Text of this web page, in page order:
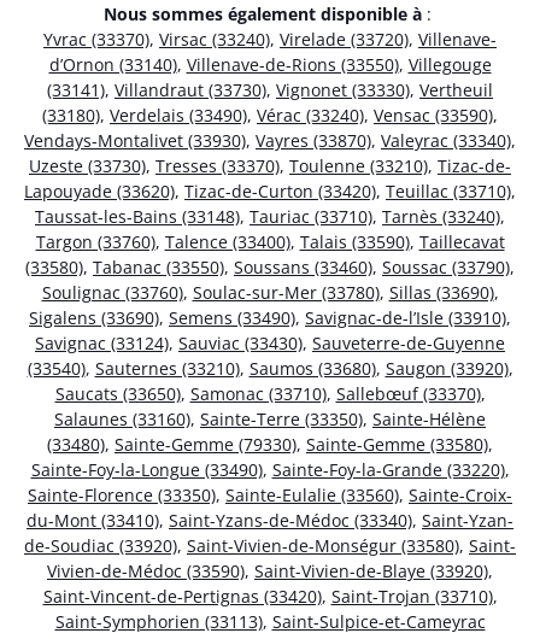
Nous sommes également disponible à :
Yvrac (33370), Virsac (33240), Virelade (33720), Villenave-
d’Ornon (33140), Villenave-de-Rions (33550), Villegouge
(33141), Villandraut (33730), Vignonet (33330), Vertheuil
(33180), Verdelais (33490), Vérac (33240), Vensac (33590),
Vendays-Montalivet (33930), Vayres (33870), Valeyrac (33340),
Uzeste (33730), Tresses (33370), Toulenne (33210), Tizac-de-
Lapouyade (33620), Tizac-de-Curton (33420), Teuillac (33710),
Taussat-les-Bains (33148), Tauriac (33710), Tarnès (33240),
Targon (33760), Talence (33400), Talais (33590), Taillecavat
(33580), Tabanac (33550), Soussans (33460), Soussac (33790),
Soulignac (33760), Soulac-sur-Mer (33780), Sillas (33690),
Sigalens (33690), Semens (33490), Savignac-de-l’Isle (33910),
Savignac (33124), Sauviac (33430), Sauveterre-de-Guyenne
(33540), Sauternes (33210), Saumos (33680), Saugon (33920),
Saucats (33650), Samonac (33710), Sallebœuf (33370),
Salaunes (33160), Sainte-Terre (33350), Sainte-Hélène
(33480), Sainte-Gemme (79330), Sainte-Gemme (33580),
Sainte-Foy-la-Longue (33490), Sainte-Foy-la-Grande (33220),
Sainte-Florence (33350), Sainte-Eulalie (33560), Sainte-Croix-
du-Mont (33410), Saint-Yzans-de-Médoc (33340), Saint-Yzan-
de-Soudiac (33920), Saint-Vivien-de-Monségur (33580), Saint-
Vivien-de-Médoc (33590), Saint-Vivien-de-Blaye (33920),
Saint-Vincent-de-Pertignas (33420), Saint-Trojan (33710),
Saint-Symphorien (33113), Saint-Sulpice-et-Cameyrac